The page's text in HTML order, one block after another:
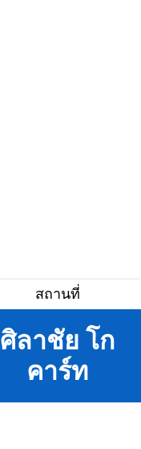
สถานที่
ศิลาชัย โก
คาร์ท